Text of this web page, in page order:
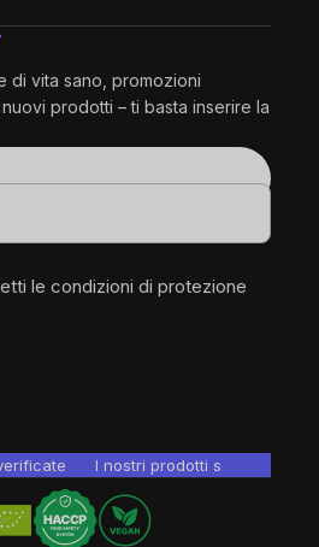
di vita sano, promozioni
prodotti – ti basta inserire la
le condizioni di protezione
I nostri prodotti sono testati